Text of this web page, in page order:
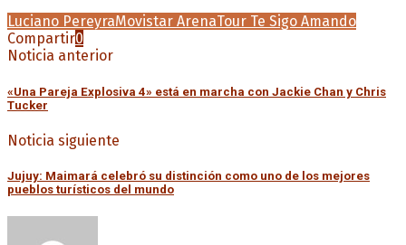
Luciano PereyraMovistar ArenaTour Te Sigo Amando
Compartir0
Noticia anterior
«Una Pareja Explosiva 4» está en marcha con Jackie Chan y Chris
Tucker
Noticia siguiente
Jujuy: Maimará celebró su distinción como uno de los mejores
pueblos turísticos del mundo